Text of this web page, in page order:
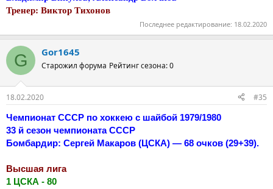
Тренер: Виктор Тихонов
Последнее редактирование: 18.02.2020
G Gor1645
Старожил форума Рейтинг сезона: 0
18.02.2020
#35
Чемпионат СССР по хоккею с шайбой 1979/1980
33 й сезон чемпионата СССР
Бомбардир: Сергей Макаров (ЦСКА) — 68 очков (29+39).
Высшая лига
1 ЦСКА - 80